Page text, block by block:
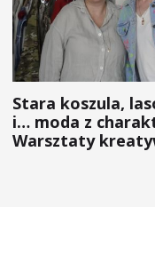
Stara koszula,
i… moda z
Warsztaty